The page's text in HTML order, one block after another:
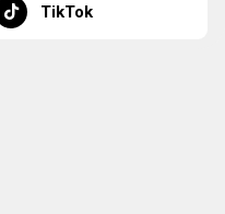
TikTok